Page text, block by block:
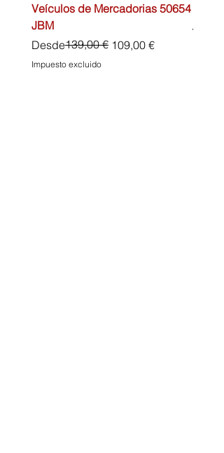
Veículos de Mercadorias 50654
JBM
Desde
Precio139,00 € 109,00 €
Precio de oferta
Impuesto excluido
Precio
45,00 €